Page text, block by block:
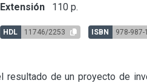
Extensión 110 p.
HDL 11746/2253 ISBN 978-987-
de un proyecto de